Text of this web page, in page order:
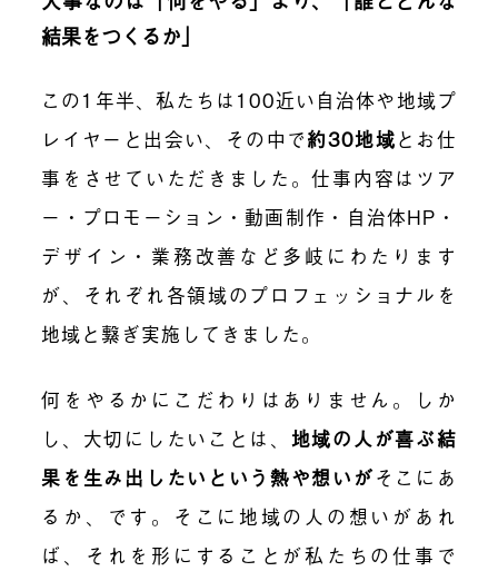
結果をつくるか」
この1年半、私たちは100近い自治体や地域プ
レイヤーと出会い、その中で約30地域とお仕
事をさせていただきました。仕事内容はツア
ー・プロモーション・動画制作・自治体HP・
デザイン・業務改善など多岐にわたります
が、それぞれ各領域のプロフェッショナルを
地域と繋ぎ実施してきました。
何をやるかにこだわりはありません。しか
し、大切にしたいことは、 地域の人が喜ぶ結
果を生み出したいという熱や想いがそこにあ
るか、です。そこに地域の人の想いがあれ
ば、それを形にすることが私たちの仕事で